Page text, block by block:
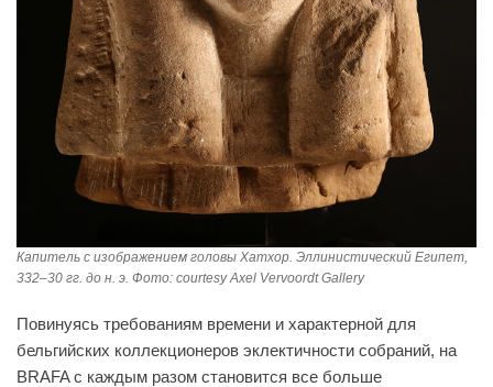
Капитель с изображением головы Хатхор. Эллинистический Египет,
332–30 гг. до н. э. Фото: сourtesy Axel Vervoordt Gallery
Повинуясь требованиям времени и характерной для
бельгийских коллекционеров эклектичности собраний, на
BRAFA с каждым разом становится все больше